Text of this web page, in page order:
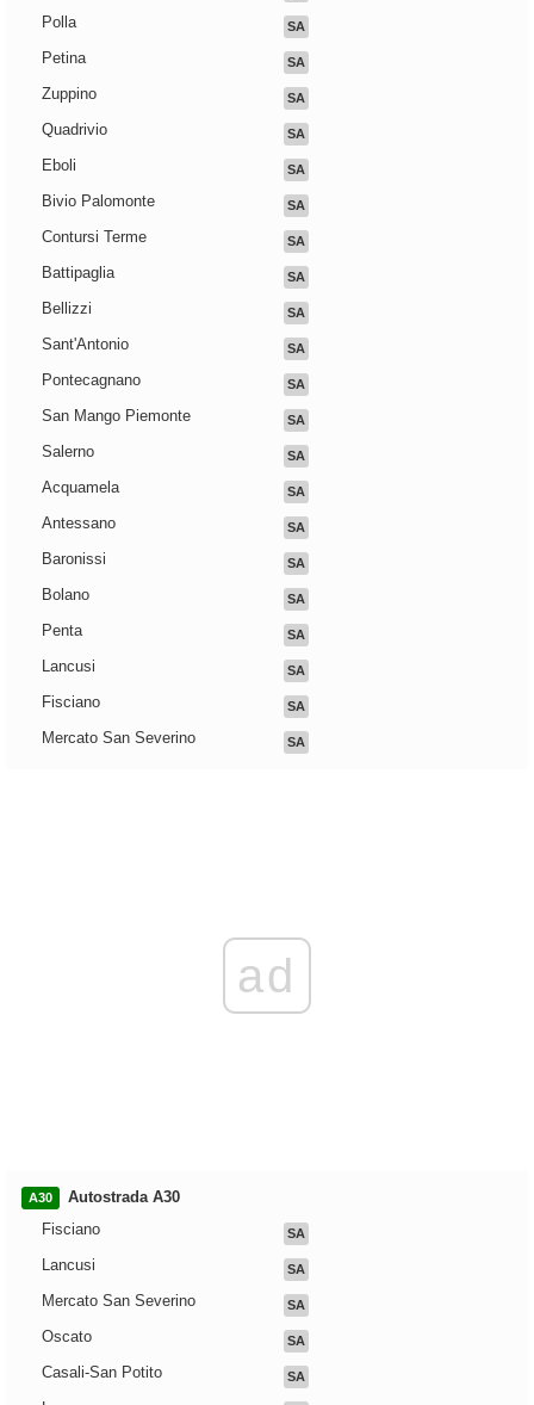
Polla SA
Petina SA
Zuppino SA
Quadrivio SA
Eboli SA
Bivio Palomonte SA
Contursi Terme SA
Battipaglia SA
Bellizzi SA
Sant'Antonio SA
Pontecagnano SA
San Mango Piemonte SA
Salerno SA
Acquamela SA
Antessano SA
Baronissi SA
Bolano SA
Penta SA
Lancusi SA
Fisciano SA
Mercato San Severino SA
ad
A30
Autostrada A30
Fisciano
SA
Lancusi SA
Mercato San Severino SA
Oscato SA
Casali-San Potito SA